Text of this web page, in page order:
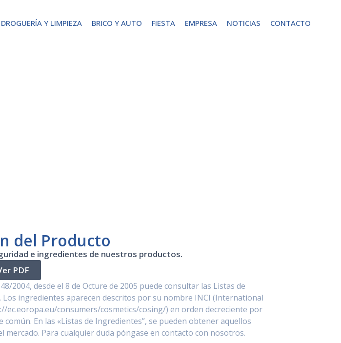
DROGUERÍA Y LIMPIEZA BRICO Y AUTO FIESTA EMPRESA NOTICIAS CONTACTO
del Producto
e ingredientes de nuestros productos.
PDF
2004, desde el 8 de Octure de 2005 puede consultar las Listas de
ingredientes aparecen descritos por su nombre INCI (International
consumers/cosmetics/cosing/) en orden decreciente por
En las «Listas de Ingredientes”, se pueden obtener aquellos
Para cualquier duda póngase en contacto con nosotros.